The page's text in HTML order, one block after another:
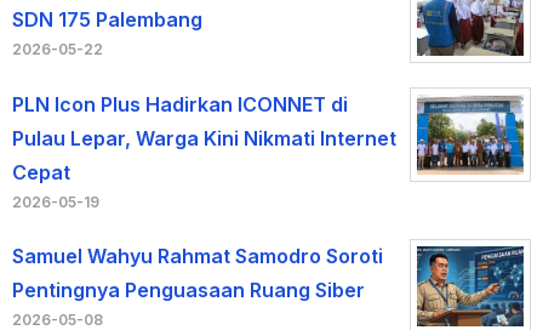
SDN 175 Palembang
2026-05-22
PLN Icon Plus Hadirkan ICONNET di
Pulau Lepar, Warga Kini Nikmati Internet
Cepat
2026-05-19
Samuel Wahyu Rahmat Samodro Soroti
Pentingnya Penguasaan Ruang Siber
2026-05-08